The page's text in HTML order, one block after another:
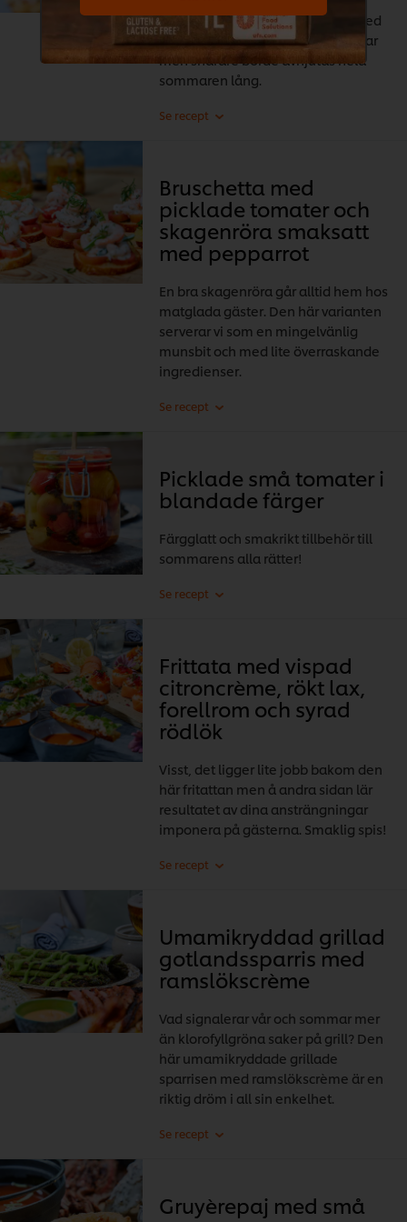
En riktig sommarklassiker som med
fördel kan serveras på midsommar
men snarare borde avnjutas hela
sommaren lång.
Bruschetta med
picklade tomater och
skagenröra smaksatt
med pepparrot
En bra skagenröra går alltid hem hos
matglada gäster. Den här varianten
serverar vi som en mingelvänlig
munsbit och med lite överraskande
ingredienser.
Picklade små tomater i
blandade färger
Färgglatt och smakrikt tillbehör till
sommarens alla rätter!
Frittata med vispad
citroncrème, rökt lax,
forellrom och syrad
rödlök
Visst, det ligger lite jobb bakom den
här fritattan men å andra sidan lär
resultatet av dina ansträngningar
imponera på gästerna. Smaklig spis!
Umamikryddad grillad
gotlandssparris med
ramslökscrème
Vad signalerar vår och sommar mer
än klorofyllgröna saker på grill? Den
här umamikryddade grillade
sparrisen med ramslökscrème är en
riktig dröm i all sin enkelhet.
Gruyèrepaj med små